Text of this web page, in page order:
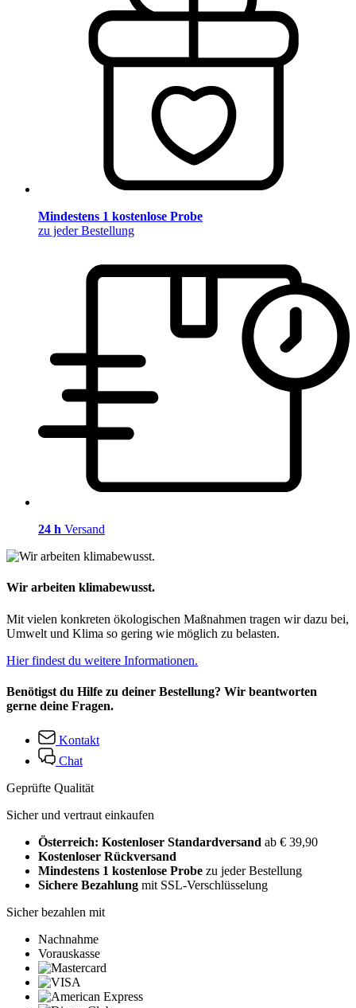
Mindestens 1 kostenlose Probe
zu jeder Bestellung
24 h Versand
Wir arbeiten klimabewusst.
Mit vielen konkreten ökologischen Maßnahmen tragen wir dazu bei,
Umwelt und Klima so gering wie möglich zu belasten.
Hier findest du weitere Informationen.
Benötigst du Hilfe zu deiner Bestellung? Wir beantworten
gerne deine Fragen.
Kontakt
Chat
Geprüfte Qualität
Sicher und vertraut einkaufen
Österreich: Kostenloser Standardversand ab € 39,90
Kostenloser Rückversand
Mindestens 1 kostenlose Probe zu jeder Bestellung
Sichere Bezahlung mit SSL-Verschlüsselung
Sicher bezahlen mit
Nachnahme
Vorauskasse